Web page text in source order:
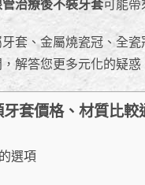
治療後不裝牙套可能帶
牙套、金屬燒瓷冠、全
解答您更多元化的疑惑
套價格、材質比較
選項